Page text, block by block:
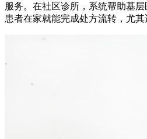
服务。在社区诊所，系统帮助基
患者在家就能完成处方流转，尤